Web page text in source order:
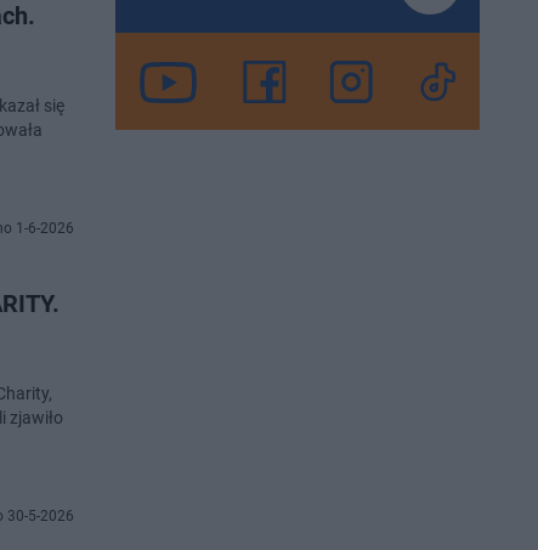
się
1-6-2026
zjawiło
30-5-2026